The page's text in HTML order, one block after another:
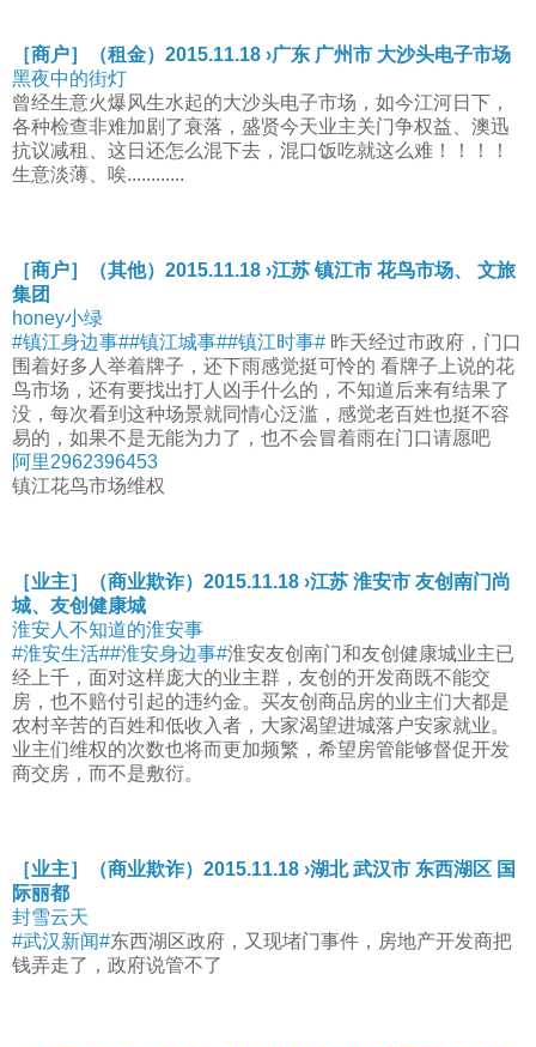
［商户］（租金）2015.11.18 ›广东 广州市 大沙头电子市场
黑夜中的街灯
曾经生意火爆风生水起的大沙头电子市场，如今江河日下，
各种检查非难加剧了衰落，盛贤今天业主关门争权益、澳迅
抗议减租、这日还怎么混下去，混口饭吃就这么难！！！！
生意淡薄、唉............
［商户］（其他）2015.11.18 ›江苏 镇江市 花鸟市场、 文旅
集团
honey小绿
#镇江身边事##镇江城事##镇江时事# 昨天经过市政府，门口
围着好多人举着牌子，还下雨感觉挺可怜的 看牌子上说的花
鸟市场，还有要找出打人凶手什么的，不知道后来有结果了
没，每次看到这种场景就同情心泛滥，感觉老百姓也挺不容
易的，如果不是无能为力了，也不会冒着雨在门口请愿吧
阿里2962396453
镇江花鸟市场维权
［业主］（商业欺诈）2015.11.18 ›江苏 淮安市 友创南门尚
城、友创健康城
淮安人不知道的淮安事
#淮安生活##淮安身边事#淮安友创南门和友创健康城业主已
经上千，面对这样庞大的业主群，友创的开发商既不能交
房，也不赔付引起的违约金。买友创商品房的业主们大都是
农村辛苦的百姓和低收入者，大家渴望进城落户安家就业。
业主们维权的次数也将而更加频繁，希望房管能够督促开发
商交房，而不是敷衍。
［业主］（商业欺诈）2015.11.18 ›湖北 武汉市 东西湖区 国
际丽都
封雪云天
#武汉新闻#东西湖区政府，又现堵门事件，房地产开发商把
钱弄走了，政府说管不了